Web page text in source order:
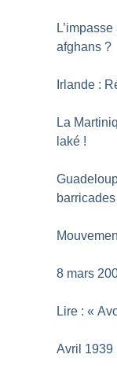
afghans ?
Irlande :
La
laké !
barricades
8 mars
Lire : «
Avril 1939